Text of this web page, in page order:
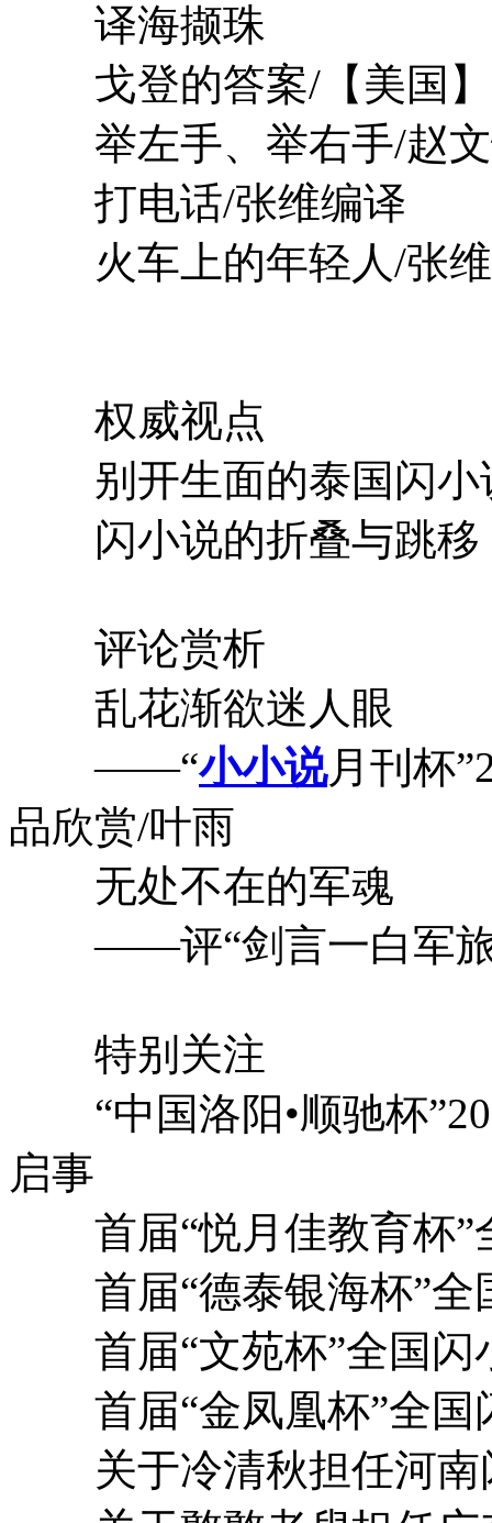
译海撷珠
戈登的答案/【美国】
举左手、举右手/赵文
打电话/张维编译
火车上的年轻人/张维
权威视点
别开生面的泰国闪小
闪小说的折叠与跳移
评论赏析
乱花渐欲迷人眼
——“小小说月刊杯
品欣赏/叶雨
无处不在的军魂
——评“剑言一白军旅
特别关注
“中国洛阳•顺驰杯
启事
首届“悦月佳教育杯”
首届“德泰银海杯”全
首届“文苑杯”全国闪
首届“金凤凰杯”全国
关于冷清秋担任河南